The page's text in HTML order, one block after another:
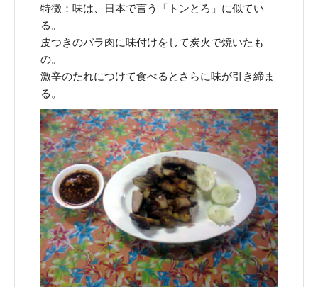
特徴：味は、日本で言う「トンとろ」に似てい
る。
皮つきのバラ肉に味付けをして炭火で焼いたも
の。
激辛のたれにつけて食べるとさらに味が引き締ま
る。